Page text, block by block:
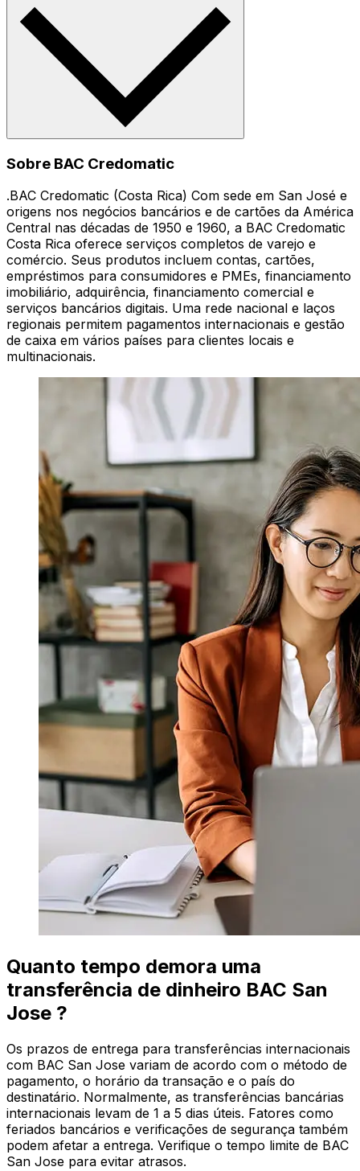
Sobre BAC Credomatic
.BAC Credomatic (Costa Rica) Com sede em San José e
origens nos negócios bancários e de cartões da América
Central nas décadas de 1950 e 1960, a BAC Credomatic
Costa Rica oferece serviços completos de varejo e
comércio. Seus produtos incluem contas, cartões,
empréstimos para consumidores e PMEs, financiamento
imobiliário, adquirência, financiamento comercial e
serviços bancários digitais. Uma rede nacional e laços
regionais permitem pagamentos internacionais e gestão
de caixa em vários países para clientes locais e
multinacionais.
Quanto tempo demora uma
transferência de dinheiro BAC San
Jose ?
Os prazos de entrega para transferências internacionais
com BAC San Jose variam de acordo com o método de
pagamento, o horário da transação e o país do
destinatário. Normalmente, as transferências bancárias
internacionais levam de 1 a 5 dias úteis. Fatores como
feriados bancários e verificações de segurança também
podem afetar a entrega. Verifique o tempo limite de BAC
San Jose para evitar atrasos.